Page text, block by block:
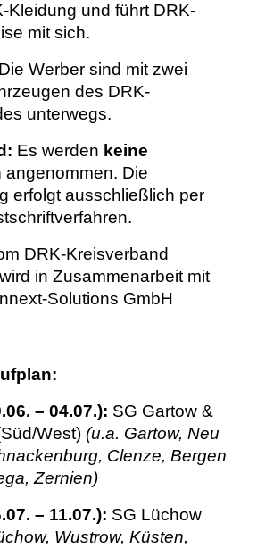
Kleidung und führt DRK-
mit sich.
Die Werber sind mit zwei
des DRK-
unterwegs.
Es werden keine
angenommen. Die
erfolgt ausschließlich per
DRK-Kreisverband
in Zusammenarbeit mit
Solutions GmbH
– 04.07.): SG Gartow &
West)(u.a. Gartow, Neu
Clenze, Bergen
Zernien)
– 11.07.): SG Lüchow
Wustrow, Küsten,